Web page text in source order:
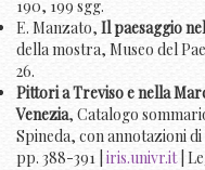
190, 199 sgg.
E. Manzato, Il paesaggio
della mostra, Museo del
26.
Pittori a Treviso e nella
Venezia, Catalogo
Spineda, con annotazioni
pp. 388-391 | iris.univr.it|